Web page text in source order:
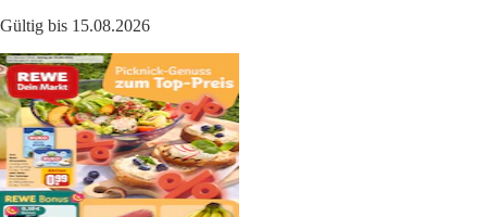
Gültig bis 15.08.2026